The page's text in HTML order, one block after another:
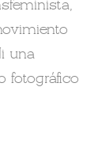
una
fotográfico